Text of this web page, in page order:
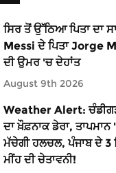
ਸਿਰ ਤੋਂ ਉੱਠਿਆ ਪਿਤਾ ਦਾ
Messi ਦੇ ਪਿਤਾ Jorge
ਦੀ ਉਮਰ 'ਚ ਦੇਹਾਂਤ
August 9th 2026
Weather Alert:
ਦਾ ਖ਼ੌਫ਼ਨਾਕ ਡੇਰਾ, ਤਾਪਮਾਨ
ਮੱਚੇਗੀ ਹਲਚਲ, ਪੰਜਾਬ ਦੇ 3
ਮੀਂਹ ਦੀ ਚੇਤਾਵਨੀ!